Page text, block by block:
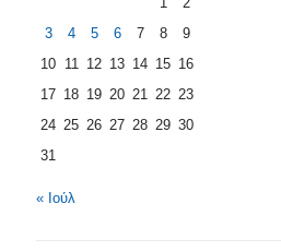
3
4 5 6 7 8
9
10 11 12 13 14 15 16
17 18 19 20 21 22 23
24 25 26 27 28 29 30
31
« Ιούλ